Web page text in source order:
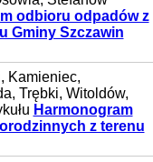
odbioru odpadów z
Gminy Szczawin
Kamieniec,
Trębki, Witoldów,
Harmonogram
z terenu